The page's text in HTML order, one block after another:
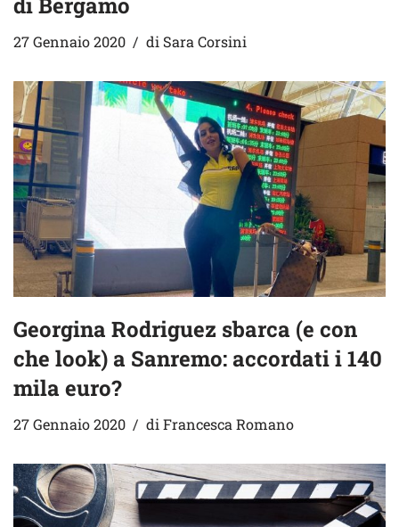
27 Gennaio 2020 di Sara Corsini
Georgina Rodriguez sbarca (e con
che look) a Sanremo: accordati i 140
mila euro?
27 Gennaio 2020 di Francesca Romano